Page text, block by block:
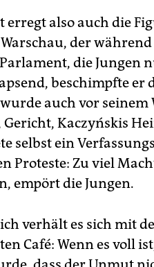
also auch die
der
die Jungen
beschimpfte er
auch vor
Kaczyńskis
selbst ein
Proteste: Zu viel
empört die Jungen.
verhält es sich mit
Café: Wenn es voll